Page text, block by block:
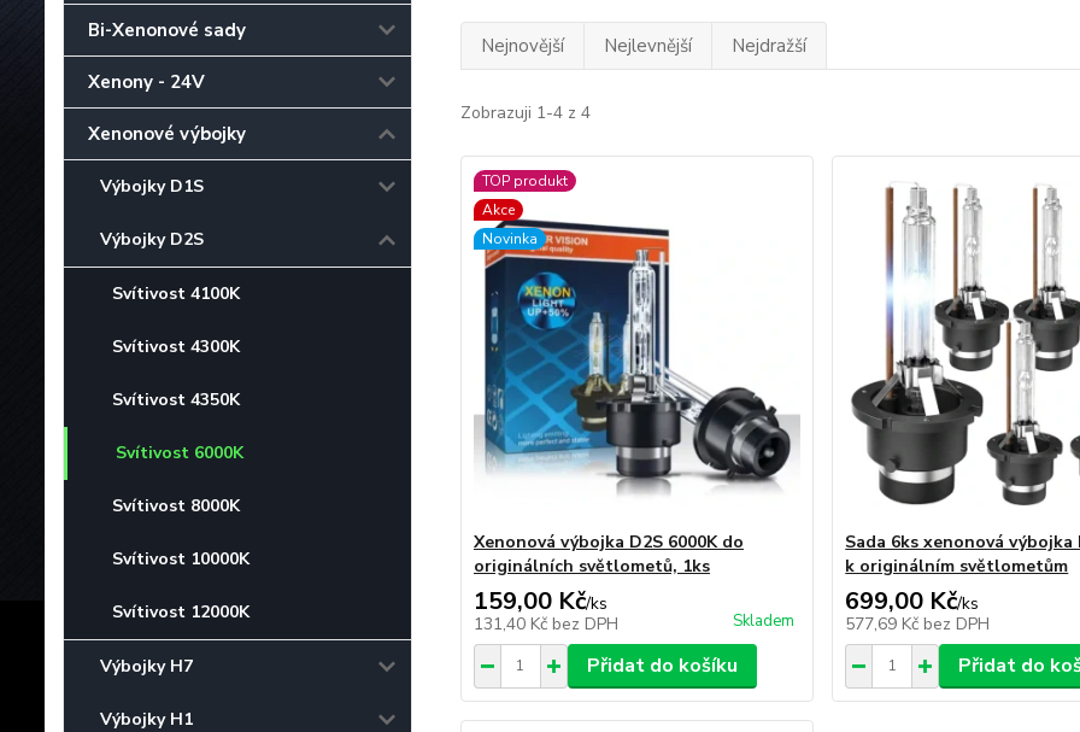
Bi-Xenonové sady
Xenony - 24V
Xenonové výbojky
Výbojky D1S
Výbojky D2S
Svítivost 4100K
Svítivost 4300K
Svítivost 4350K
Svítivost 6000K
Svítivost 8000K
Svítivost 10000K
Svítivost 12000K
Výbojky H7
Výbojky H1
Nejnovější Nejlevnější Nejdražší
Zobrazuji 1-4 z 4
TOP produkt
Akce
Novinka
Xenonová výbojka D2S 6000K do
originálních světlometů, 1ks
159,00 Kč/ks
131,40 Kč bez DPH Skladem
Přidat do košíku
Sada 6ks xenonová výbojka
k originálním světlometům
699,00 Kč/ks
577,69 Kč bez DPH
Přidat do